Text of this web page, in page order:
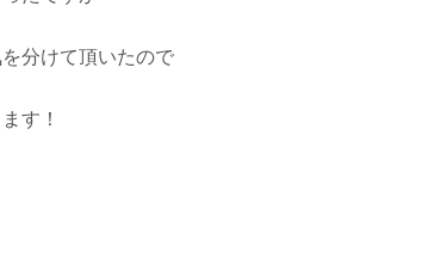
分けて頂いたので
す！